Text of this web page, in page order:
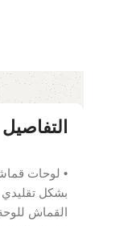
التفاصيل
• لوحات
بشكل